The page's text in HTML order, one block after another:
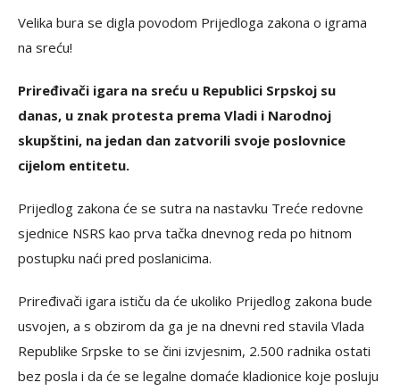
Velika bura se digla povodom Prijedloga zakona o igrama
na sreću!
Priređivači igara na sreću u Republici Srpskoj su
danas, u znak protesta prema Vladi i Narodnoj
skupštini, na jedan dan zatvorili svoje poslovnice
cijelom entitetu.
Prijedlog zakona će se sutra na nastavku Treće redovne
sjednice NSRS kao prva tačka dnevnog reda po hitnom
postupku naći pred poslanicima.
Priređivači igara ističu da će ukoliko Prijedlog zakona bude
usvojen, a s obzirom da ga je na dnevni red stavila Vlada
Republike Srpske to se čini izvjesnim, 2.500 radnika ostati
bez posla i da će se legalne domaće kladionice koje posluju